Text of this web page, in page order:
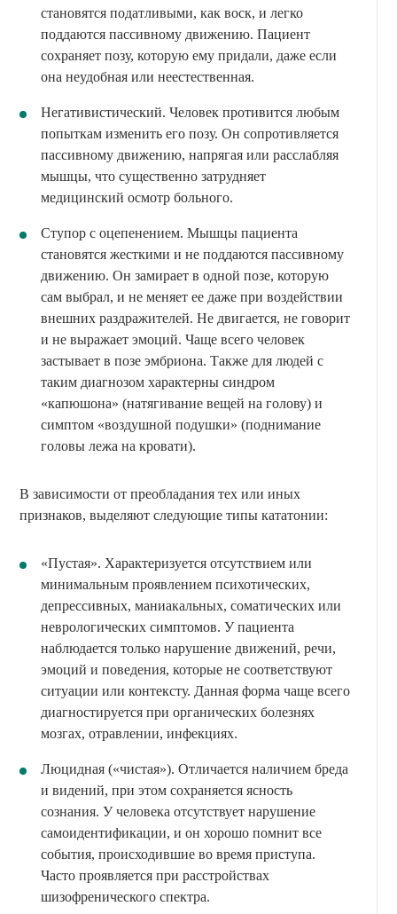
становятся податливыми, как воск, и легко
поддаются пассивному движению. Пациент
сохраняет позу, которую ему придали, даже если
она неудобная или неестественная.
Негативистический. Человек противится любым
попыткам изменить его позу. Он сопротивляется
пассивному движению, напрягая или расслабляя
мышцы, что существенно затрудняет
медицинский осмотр больного.
Ступор с оцепенением. Мышцы пациента
становятся жесткими и не поддаются пассивному
движению. Он замирает в одной позе, которую
сам выбрал, и не меняет ее даже при воздействии
внешних раздражителей. Не двигается, не говорит
и не выражает эмоций. Чаще всего человек
застывает в позе эмбриона. Также для людей с
таким диагнозом характерны синдром
«капюшона» (натягивание вещей на голову) и
симптом «воздушной подушки» (поднимание
головы лежа на кровати).
В зависимости от преобладания тех или иных
признаков, выделяют следующие типы кататонии:
«Пустая». Характеризуется отсутствием или
минимальным проявлением психотических,
депрессивных, маниакальных, соматических или
неврологических симптомов. У пациента
наблюдается только нарушение движений, речи,
эмоций и поведения, которые не соответствуют
ситуации или контексту. Данная форма чаще всего
диагностируется при органических болезнях
мозгах, отравлении, инфекциях.
Люцидная («чистая»). Отличается наличием бреда
и видений, при этом сохраняется ясность
сознания. У человека отсутствует нарушение
самоидентификации, и он хорошо помнит все
события, происходившие во время приступа.
Часто проявляется при расстройствах
шизофренического спектра.